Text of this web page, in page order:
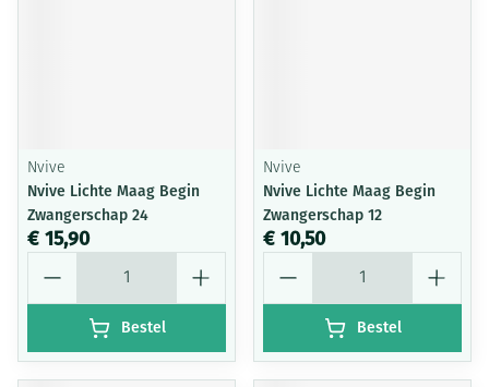
Nvive
Nvive Lichte Maag Begin
Zwangerschap 24
€ 15,90
Bestel
Nvive
Nvive Lichte Maag Begin
Zwangerschap 12
€ 10,50
Bestel